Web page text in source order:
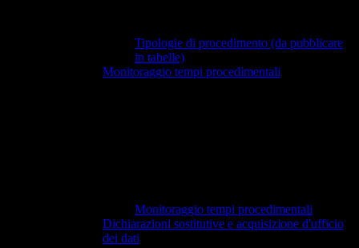
Tipologie di procedimento (da pubblicare
in tabelle)
Monitoraggio tempi procedimentali
Monitoraggio tempi procedimentali
Dichiarazioni sostitutive e acquisizione d'ufficio
dei dati